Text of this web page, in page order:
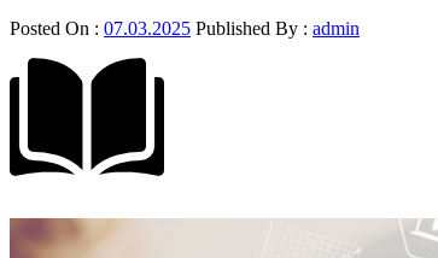
Posted On : 07.03.2025 Published By : admin